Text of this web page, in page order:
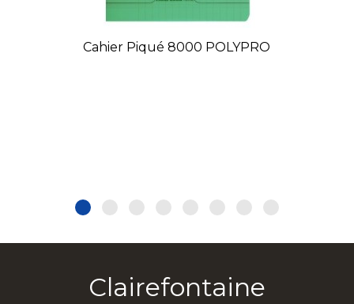
Cahier Piqué 8000 POLYPRO
Clairefontaine